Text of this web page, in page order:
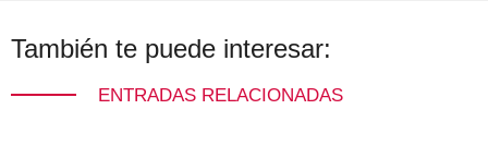
También te puede interesar:
ENTRADAS RELACIONADAS